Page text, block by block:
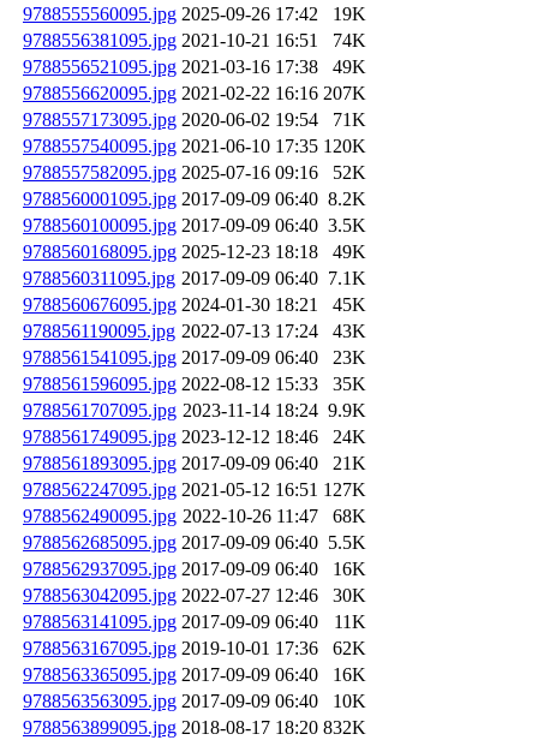
9788555560095.jpg 2025-09-26 17:42
19K
9788556381095.jpg 2021-10-21 16:51
74K
9788556521095.jpg 2021-03-16 17:38
49K
9788556620095.jpg 2021-02-22 16:16 207K
9788557173095.jpg 2020-06-02 19:54
71K
9788557540095.jpg 2021-06-10 17:35 120K
9788557582095.jpg 2025-07-16 09:16
52K
9788560001095.jpg 2017-09-09 06:40 8.2K
9788560100095.jpg 2017-09-09 06:40 3.5K
9788560168095.jpg 2025-12-23 18:18
49K
9788560311095.jpg 2017-09-09 06:40 7.1K
9788560676095.jpg 2024-01-30 18:21
45K
9788561190095.jpg 2022-07-13 17:24
43K
9788561541095.jpg 2017-09-09 06:40
23K
9788561596095.jpg 2022-08-12 15:33
35K
9788561707095.jpg 2023-11-14 18:24 9.9K
9788561749095.jpg 2023-12-12 18:46
24K
9788561893095.jpg 2017-09-09 06:40
21K
9788562247095.jpg 2021-05-12 16:51 127K
9788562490095.jpg 2022-10-26 11:47
68K
9788562685095.jpg 2017-09-09 06:40 5.5K
9788562937095.jpg 2017-09-09 06:40
16K
9788563042095.jpg 2022-07-27 12:46
30K
9788563141095.jpg 2017-09-09 06:40
11K
9788563167095.jpg 2019-10-01 17:36
62K
9788563365095.jpg 2017-09-09 06:40
16K
9788563563095.jpg 2017-09-09 06:40
10K
9788563899095.jpg 2018-08-17 18:20 832K